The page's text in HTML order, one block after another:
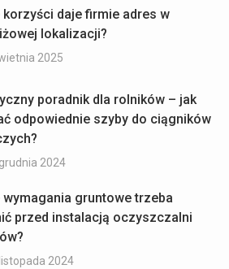
korzyści daje firmie adres w
lokalizacji?
2025
poradnik dla rolników – jak
odpowiednie szyby do ciągników
2024
wymagania gruntowe trzeba
przed instalacją oczyszczalni
2024